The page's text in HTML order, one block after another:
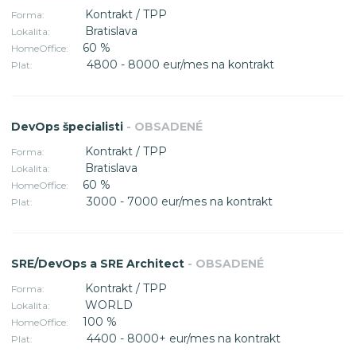
Forma: Kontrakt / TPP
Lokalita: Bratislava
HomeOffice: 60 %
Plat: 4800 - 8000 eur/mes na kontrakt
DevOps špecialisti - OBSADENÉ
Forma: Kontrakt / TPP
Lokalita: Bratislava
HomeOffice: 60 %
Plat: 3000 - 7000 eur/mes na kontrakt
SRE/DevOps a SRE Architect - OBSADENÉ
Forma: Kontrakt / TPP
Lokalita: WORLD
HomeOffice: 100 %
Plat: 4400 - 8000+ eur/mes na kontrakt